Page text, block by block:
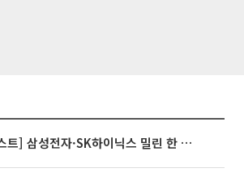
[베스트&워스트] 삼성전자·SK하이닉스 밀린 한 주…상상인증권은 85% 급등